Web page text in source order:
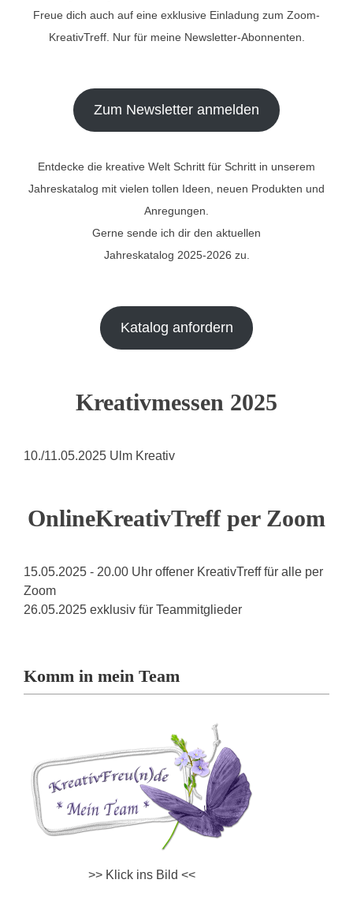
Freue dich auch auf eine exklusive Einladung zum Zoom-
KreativTreff. Nur für meine Newsletter-Abonnenten.
Zum Newsletter anmelden
Entdecke die kreative Welt Schritt für Schritt in unserem
Jahreskatalog mit vielen tollen Ideen, neuen Produkten und
Anregungen.
Gerne sende ich dir den aktuellen
Jahreskatalog 2025-2026 zu.
Katalog anfordern
Kreativmessen 2025
10./11.05.2025 Ulm Kreativ
OnlineKreativTreff per Zoom
15.05.2025 - 20.00 Uhr offener KreativTreff für alle per
Zoom
26.05.2025 exklusiv für Teammitglieder
Komm in mein Team
>> Klick ins Bild <<